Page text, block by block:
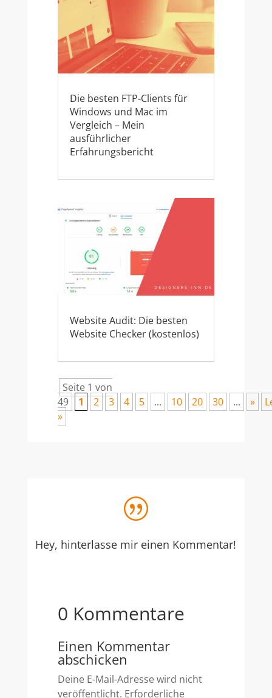
Die besten FTP-Clients für
Windows und Mac im
Vergleich – Mein
ausführlicher
Erfahrungsbericht
Website Audit: Die besten
Website Checker (kostenlos)
Seite 1 von
49
1 2 3 4 5 ... 10 20 30 ... »
»
|
Hey, hinterlasse mir einen Kommentar!
0 Kommentare
Einen Kommentar
abschicken
Deine E-Mail-Adresse wird nicht
veröffentlicht. Erforderliche